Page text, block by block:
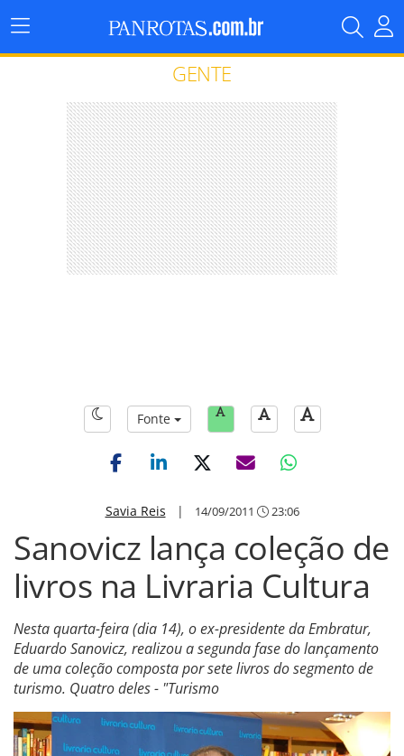
Menu
Principal
GENTE
Fonte
Savia Reis | 14/09/2011 23:06
Sanovicz lança coleção de
livros na Livraria Cultura
Nesta quarta-feira (dia 14), o ex-presidente da Embratur,
Eduardo Sanovicz, realizou a segunda fase do lançamento
de uma coleção composta por sete livros do segmento de
turismo. Quatro deles - "Turismo